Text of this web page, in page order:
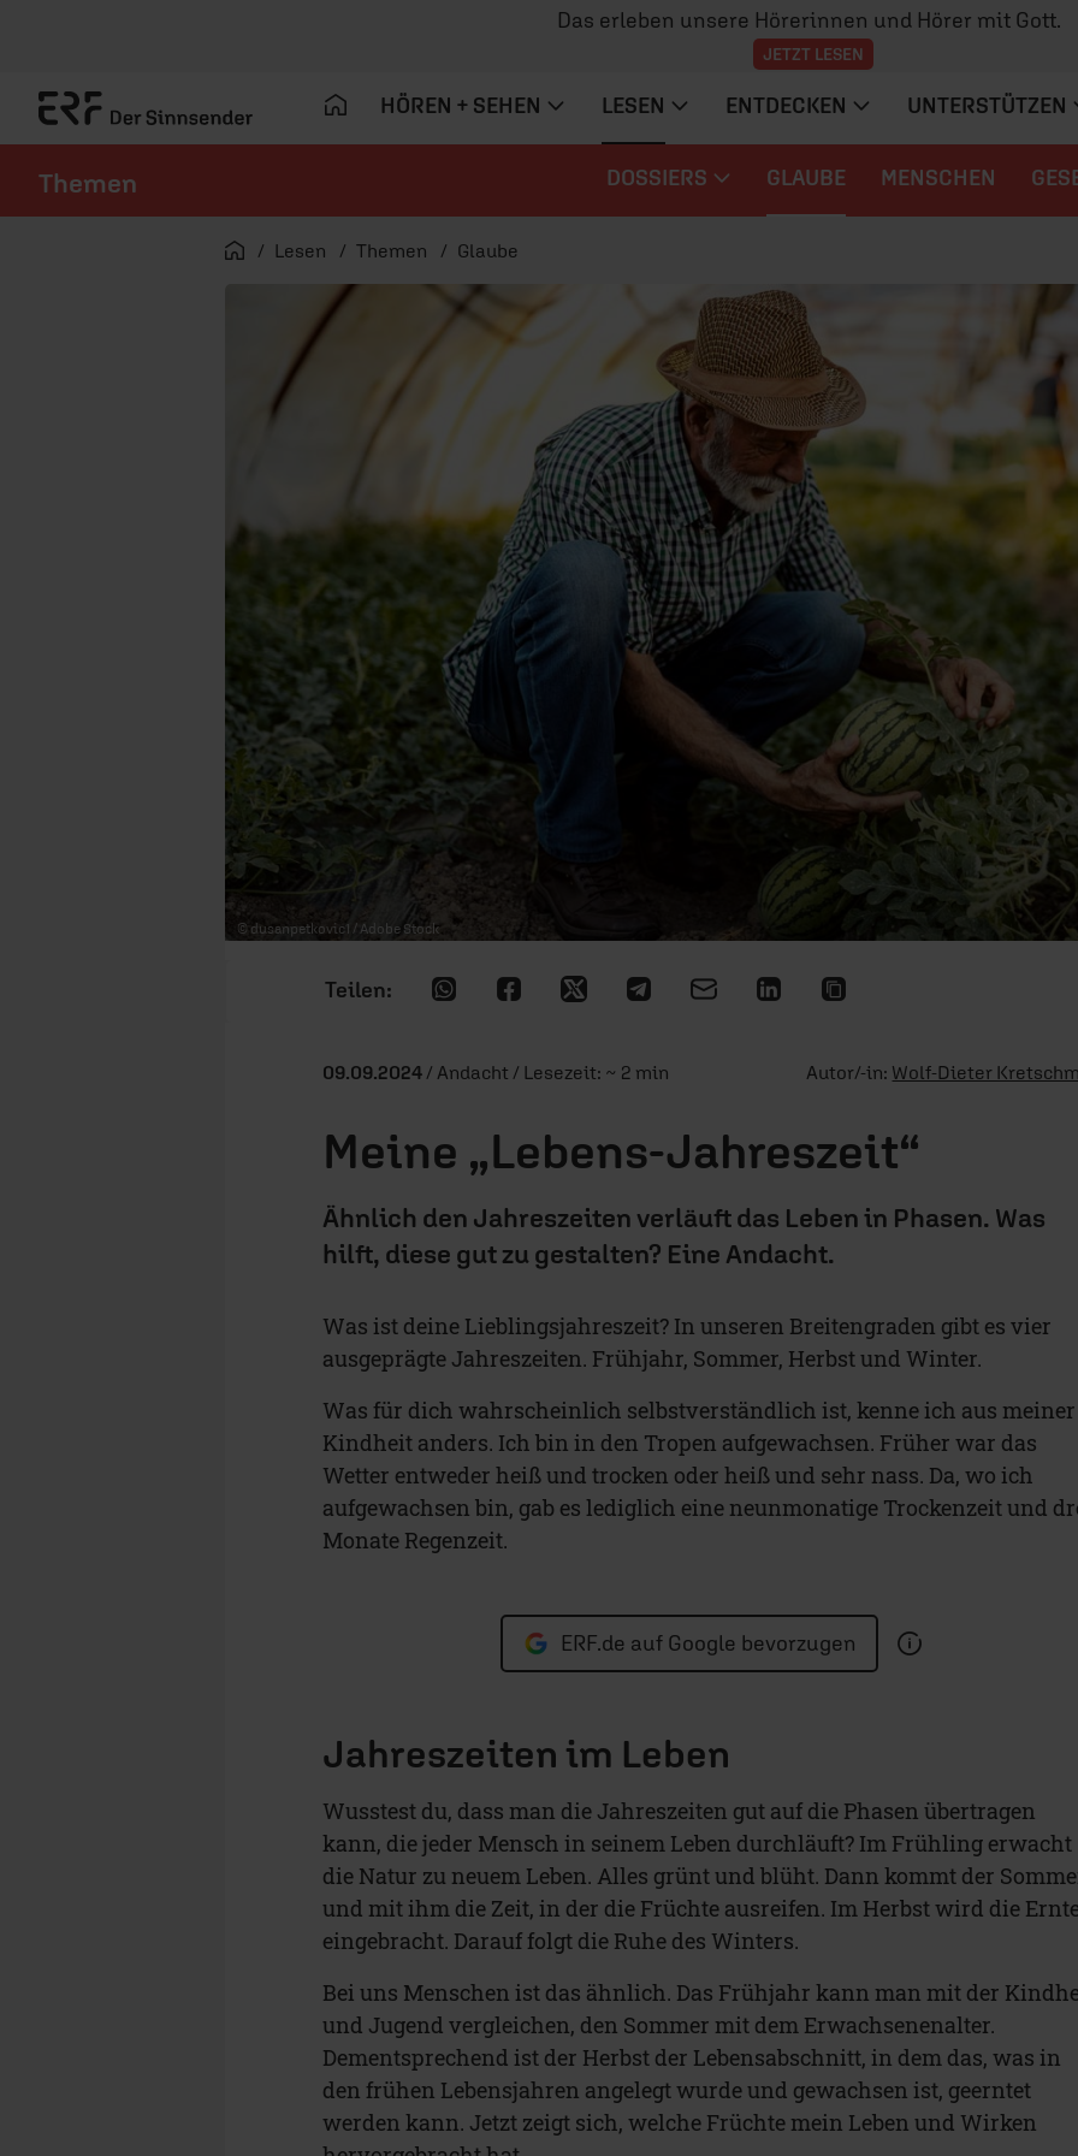
Das erleben unsere Hörerinnen und Hörer mit Gott.
JETZT LESEN
HÖREN + SEHEN LESEN ENTDECKEN UNTERSTÜTZEN
Themen DOSSIERS GLAUBE MENSCHEN
Startseite
Lesen Themen Glaube
© dusanpetkovic1 / Adobe Stock
09.09.2024 / Andacht / Lesezeit: ~ 2 min Autor/-in: Wolf-Dieter
Meine „Lebens-Jahreszeit“
Ähnlich den Jahreszeiten verläuft das Leben in Phasen. Was
hilft, diese gut zu gestalten? Eine Andacht.
Was ist deine Lieblingsjahreszeit? In unseren Breitengraden gibt es vier
ausgeprägte Jahreszeiten. Frühjahr, Sommer, Herbst und Winter.
Was für dich wahrscheinlich selbstverständlich ist, kenne ich aus meiner
Kindheit anders. Ich bin in den Tropen aufgewachsen. Früher war das
Wetter entweder heiß und trocken oder heiß und sehr nass. Da, wo ich
aufgewachsen bin, gab es lediglich eine neunmonatige Trockenzeit und
Monate Regenzeit.
ERF.de auf Google bevorzugen
Jahreszeiten im Leben
Wusstest du, dass man die Jahreszeiten gut auf die Phasen übertragen
kann, die jeder Mensch in seinem Leben durchläuft? Im Frühling erwacht
die Natur zu neuem Leben. Alles grünt und blüht. Dann kommt der
und mit ihm die Zeit, in der die Früchte ausreifen. Im Herbst wird die
eingebracht. Darauf folgt die Ruhe des Winters.
Bei uns Menschen ist das ähnlich. Das Frühjahr kann man mit der
und Jugend vergleichen, den Sommer mit dem Erwachsenenalter.
Dementsprechend ist der Herbst der Lebensabschnitt, in dem das, was in
den frühen Lebensjahren angelegt wurde und gewachsen ist, geerntet
werden kann. Jetzt zeigt sich, welche Früchte mein Leben und Wirken